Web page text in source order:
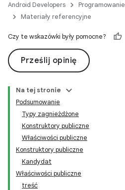
Android Developers Programowanie
Materiały referencyjne
Czy te wskazówki były pomocne?
Prześlij opinię
Na tej stronie
Podsumowanie
Typy zagnieżdżone
Konstruktory publiczne
Właściwości publiczne
Konstruktory publiczne
Kandydat
Właściwości publiczne
treść